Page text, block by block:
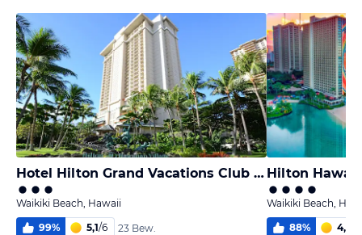
Hotel Hilton Grand Vacations Club at Hilton Hawaiian Village
Waikiki Beach, Hawaii
99% 5,1/6 23 Bew.
Waikiki Beach,
88% 4,6